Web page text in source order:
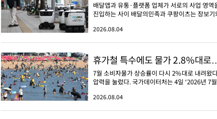
배달앱과 유통·플랫폼 업체가 서로의 사업 영
진입하는 사이 배달의민족과 쿠팡이츠는 장보
2026.08.04
휴가철 특수에도 물가 2.8%대로
7월 소비자물가 상승률이 다시 2%대로 내려왔
압력을 눌렀다. 국가데이터처는 4일 ‘2026년 7
2026.08.04